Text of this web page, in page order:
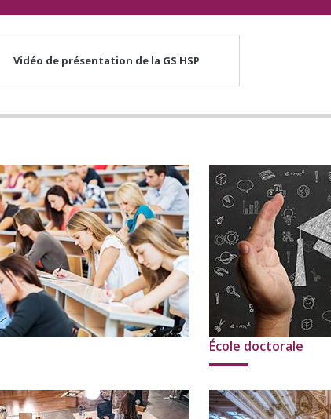
Vidéo de présentation de la GS HSP
École doctorale